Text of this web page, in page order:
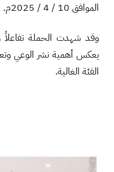
الموافق 10 / 4 / 2025م.
وقد شهدت الحملة
يعكس أهمية نشر الوعي
الفئة الغالية.